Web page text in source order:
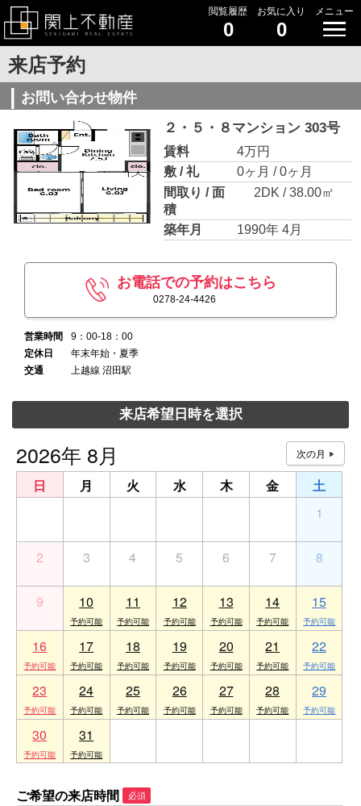
閲覧履歴
0
お気に入り
0
メニュー
来店予約
お問い合わせ物件
２・５・８マンション 303号
賃料
4万円
敷 / 礼
0ヶ月 / 0ヶ月
間取り / 面
積
2DK / 38.00㎡
築年月 1990年 4月
お電話での予約はこちら
0278-24-4426
営業時間
9：00-18：00
定休日
年末年始・夏季
交通
上越線 沼田駅
来店希望日時を選択
2026年 8月
日 月 火 水 木 金
土
1
2 3 4 5 6 7 8
9 10 11 12 13 14 15
16 17 18 19 20 21 22
23 24 25 26 27 28 29
30 31
ご希望の来店時間 必須